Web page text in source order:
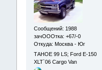
Сообщений: 1988
зачОООтка: +67/-0
Откуда: Москва - Юг
ТАНОЕ 99 LS; Ford E-150
XLT`06 Cargo Van